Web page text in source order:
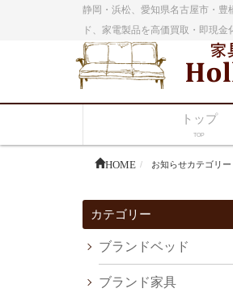
静岡・浜松、愛知県名古屋市・
ド、家電製品を高価買取・即現
トップ
TOP
HOME お知らせカテゴリ
カテゴリー
ブランドベッド
ブランド家具